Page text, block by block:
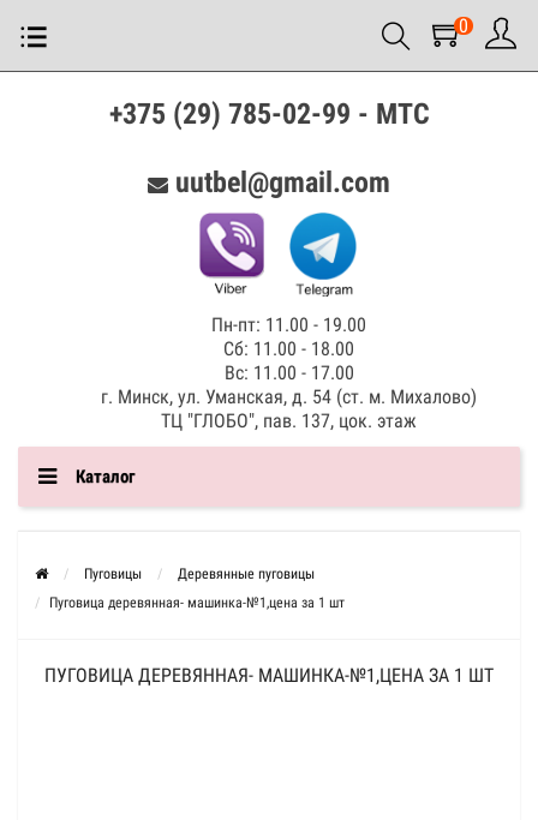
0
+375 (29) 785-02-99 - МТС
uutbel@gmail.com
Пн-пт: 11.00 - 19.00
Сб: 11.00 - 18.00
Вс: 11.00 - 17.00
г. Минск, ул. Уманская, д. 54 (ст. м. Михалово)
ТЦ "ГЛОБО", пав. 137, цок. этаж
Каталог
Пуговицы
Деревянные пуговицы
Пуговица деревянная- машинка-№1,цена за 1 шт
ПУГОВИЦА ДЕРЕВЯННАЯ- МАШИНКА-№1,ЦЕНА ЗА 1 ШТ